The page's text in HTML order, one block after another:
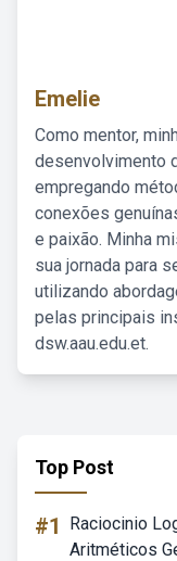
Emelie
Como mentor,
desenvolvimento
empregando
conexões
e paixão. Minha
sua jornada para
utilizando
pelas principais
dsw.aau.edu.et.
Top Post
#1
Raciocinio
Aritméticos